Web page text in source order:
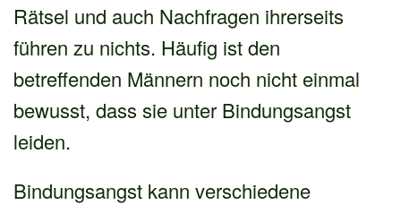
Rätsel und auch Nachfragen ihrerseits
führen zu nichts. Häufig ist den
betreffenden Männern noch nicht einmal
bewusst, dass sie unter Bindungsangst
leiden.
Bindungsangst kann verschiedene